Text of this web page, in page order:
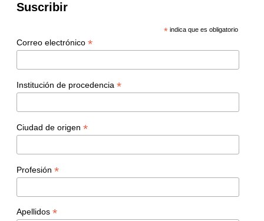
Suscribir
* indica que es obligatorio
Correo electrónico *
Institución de procedencia *
Ciudad de origen *
Profesión *
Apellidos *